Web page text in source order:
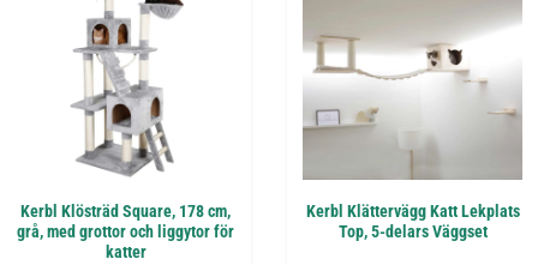
Kerbl Klösträd Square, 178 cm,
grå, med grottor och liggytor för
katter
Kerbl Klättervägg Katt Lekplats
Top, 5-delars Väggset